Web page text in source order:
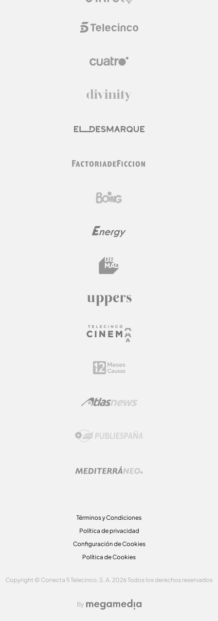
Términos y Condiciones
Política de privacidad
Configuración de Cookies
Política de Cookies
Copyright © Conecta 5 Telecinco, S. A. 2026 Todos los derechos reservados
By